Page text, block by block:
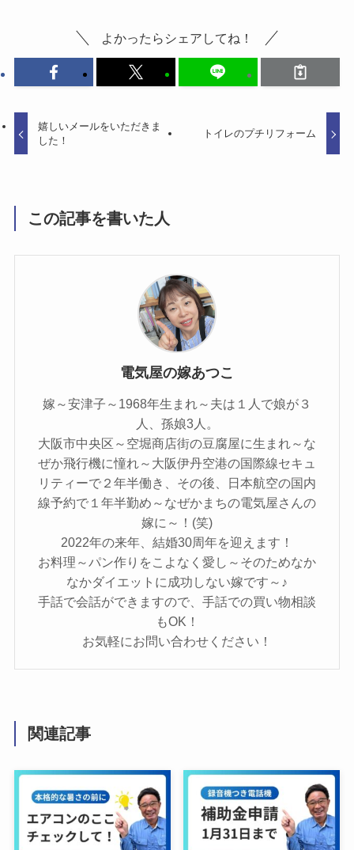
よかったらシェアしてね！
嬉しいメールをいただきま
した！
トイレのプチリフォーム
この記事を書いた人
電気屋の嫁あつこ
嫁～安津子～1968年生まれ～夫は１人で娘が３
人、孫娘3人。
大阪市中央区～空堀商店街の豆腐屋に生まれ～な
ぜか飛行機に憧れ～大阪伊丹空港の国際線セキュ
リティーで２年半働き、その後、日本航空の国内
線予約で１年半勤め～なぜかまちの電気屋さんの
嫁に～！(笑)
2022年の来年、結婚30周年を迎えます！
お料理～パン作りをこよなく愛し～そのためなか
なかダイエットに成功しない嫁です～♪
手話で会話ができますので、手話での買い物相談
もOK！
お気軽にお問い合わせください！
関連記事